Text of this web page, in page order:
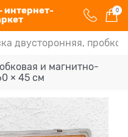
интернет-
0
двусторонняя,
и магнитно-
× 45 см